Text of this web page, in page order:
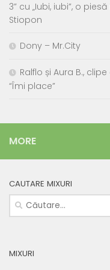
3” cu „Iubi, iubi”, o
Stiopon
Dony – Mr.City
Ralflo și Aura B.,
“Îmi place”
MORE
CAUTARE MIXURI
Caută
după:
MIXURI